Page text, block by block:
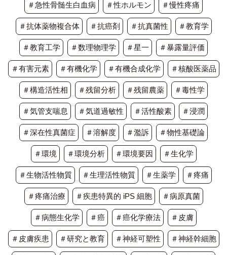
＃急性骨髄生白血病 ＃性ホルモン ＃慢性疼痛
＃抗体薬物複合体 ＃抗癌剤 ＃抗真菌性 ＃教育学
＃教育工学 ＃数理物理学 ＃星一 ＃暴露量評価
＃有害元素 ＃有機化学 ＃有機合成化学 ＃核酸医薬品
＃構造活性相 ＃残留分析 ＃残留農薬 ＃毒性学
＃気管支喘息 ＃気道過敏性 ＃活性酸素 ＃浸潤
＃深在性真菌症 ＃溶解度 ＃濫訴 ＃物性基礎論
＃環境 ＃環境分析 ＃環境要因 ＃生化学
＃生物活性物質 ＃生理活性物質 ＃生薬学 ＃疼痛
＃疼痛治療 ＃疾患特異的 iPS 細胞 ＃病原真菌
＃病態生化学 ＃癌 ＃癌化学療法 ＃皮膚
＃皮膚疾患 ＃研究と教育 ＃神経可塑性 ＃神経幹細胞